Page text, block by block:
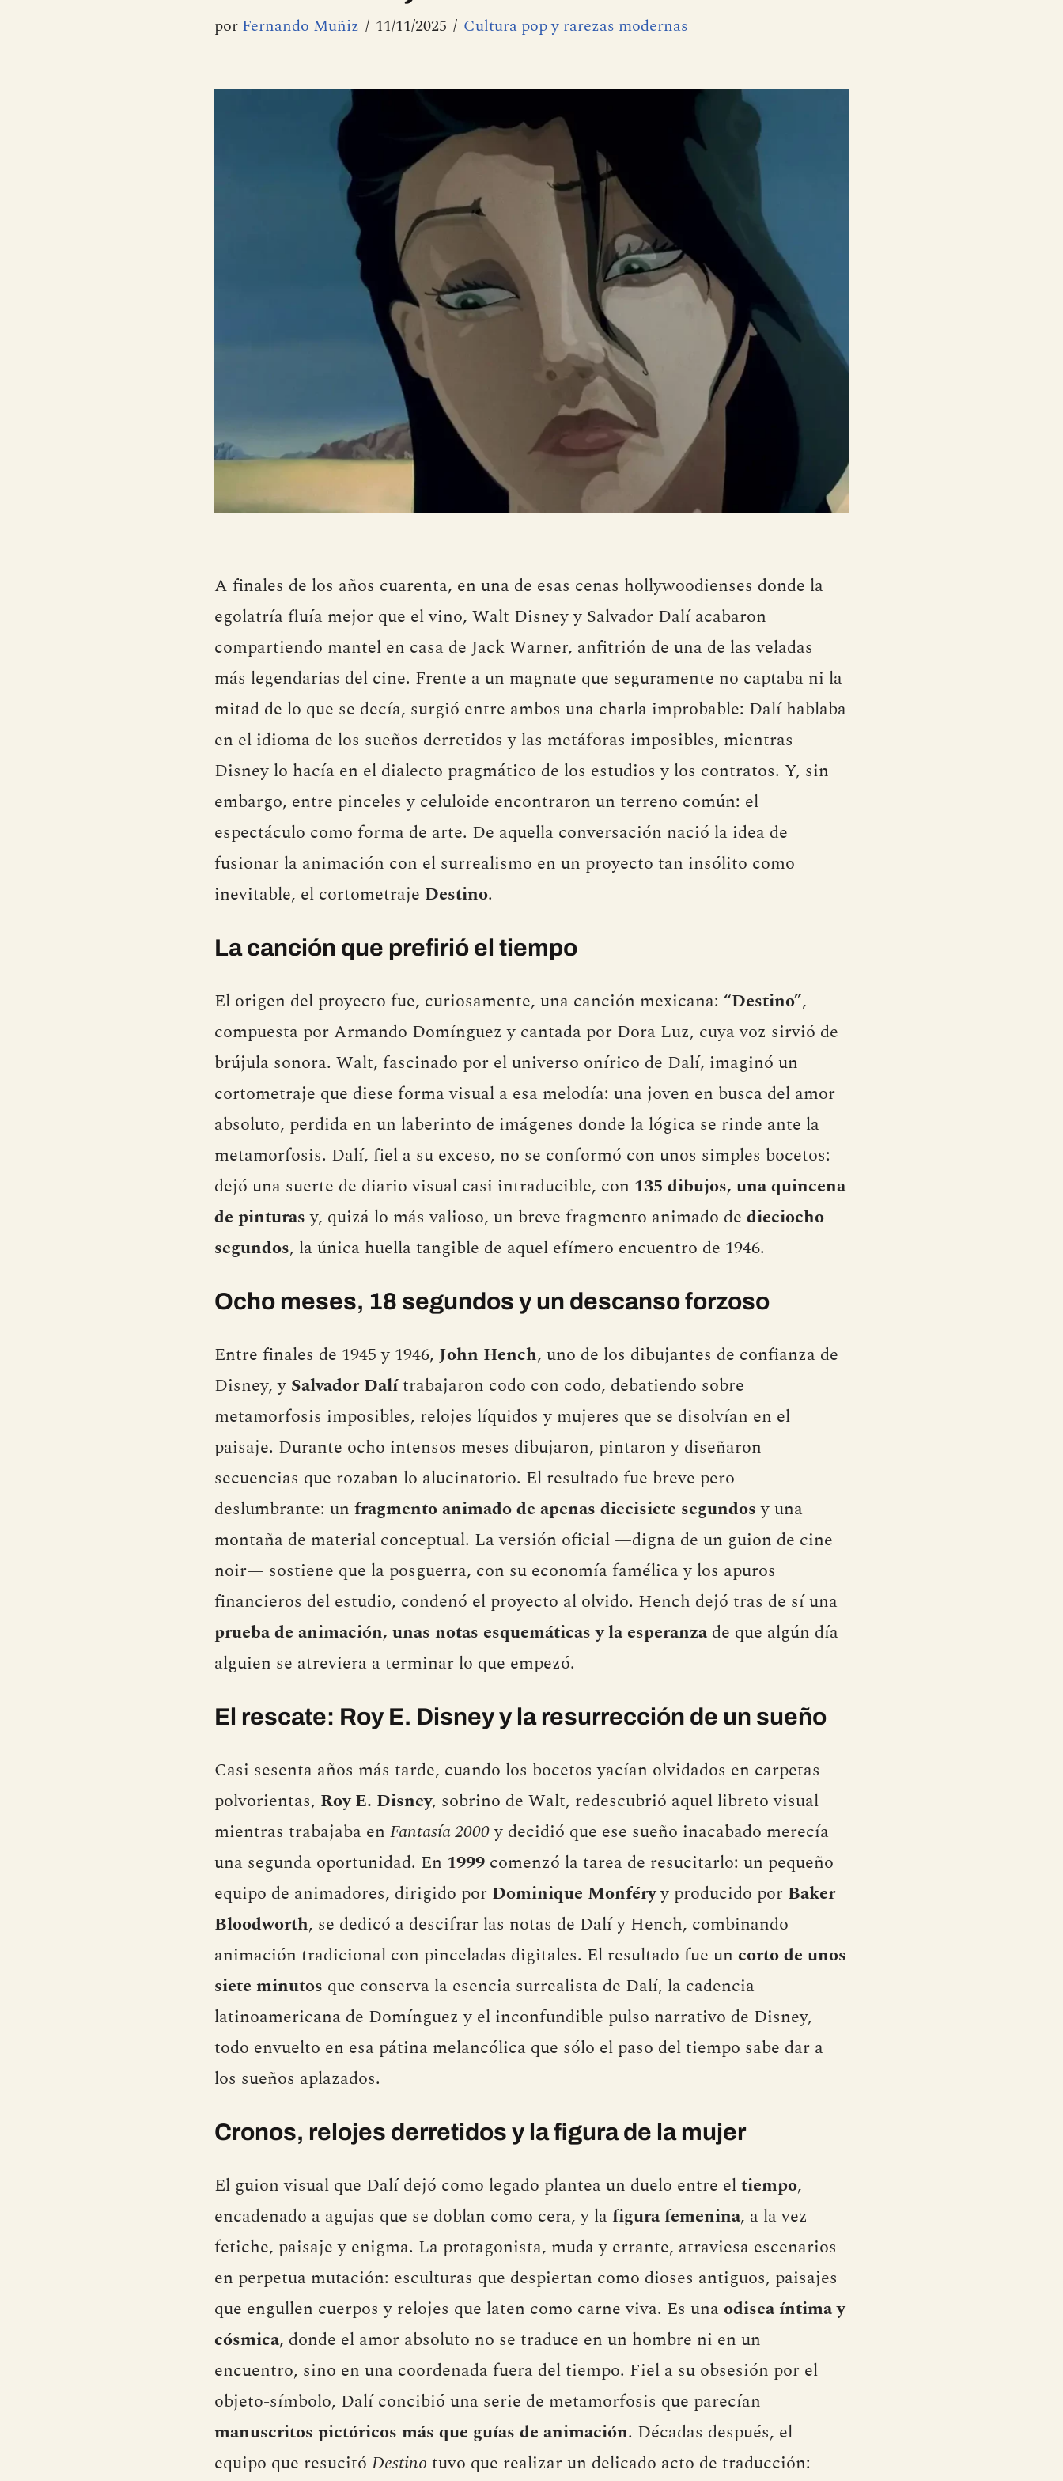
por Fernando Muñiz 11/11/2025 Cultura pop y rarezas modernas
A finales de los años cuarenta, en una de esas cenas hollywoodienses donde la
egolatría fluía mejor que el vino, Walt Disney y Salvador Dalí acabaron
compartiendo mantel en casa de Jack Warner, anfitrión de una de las veladas
más legendarias del cine. Frente a un magnate que seguramente no captaba ni la
mitad de lo que se decía, surgió entre ambos una charla improbable: Dalí hablaba
en el idioma de los sueños derretidos y las metáforas imposibles, mientras
Disney lo hacía en el dialecto pragmático de los estudios y los contratos. Y, sin
embargo, entre pinceles y celuloide encontraron un terreno común: el
espectáculo como forma de arte. De aquella conversación nació la idea de
fusionar la animación con el surrealismo en un proyecto tan insólito como
inevitable, el cortometraje Destino.
La canción que prefirió el tiempo
El origen del proyecto fue, curiosamente, una canción mexicana: “Destino”,
compuesta por Armando Domínguez y cantada por Dora Luz, cuya voz sirvió de
brújula sonora. Walt, fascinado por el universo onírico de Dalí, imaginó un
cortometraje que diese forma visual a esa melodía: una joven en busca del amor
absoluto, perdida en un laberinto de imágenes donde la lógica se rinde ante la
metamorfosis. Dalí, fiel a su exceso, no se conformó con unos simples bocetos:
dejó una suerte de diario visual casi intraducible, con 135 dibujos, una quincena
de pinturasy, quizá lo más valioso, un breve fragmento animado de dieciocho
segundos, la única huella tangible de aquel efímero encuentro de 1946.
Ocho meses, 18 segundos y un descanso forzoso
Entre finales de 1945 y 1946, John Hench, uno de los dibujantes de confianza de
Disney, y Salvador Dalítrabajaron codo con codo, debatiendo sobre
metamorfosis imposibles, relojes líquidos y mujeres que se disolvían en el
paisaje. Durante ocho intensos meses dibujaron, pintaron y diseñaron
secuencias que rozaban lo alucinatorio. El resultado fue breve pero
deslumbrante: un fragmento animado de apenas diecisiete segundosy una
montaña de material conceptual. La versión oficial —digna de un guion de cine
noir— sostiene que la posguerra, con su economía famélica y los apuros
financieros del estudio, condenó el proyecto al olvido. Hench dejó tras de sí una
prueba de animación, unas notas esquemáticas y la esperanza de que algún día
alguien se atreviera a terminar lo que empezó.
El rescate: Roy E. Disney y la resurrección de un sueño
Casi sesenta años más tarde, cuando los bocetos yacían olvidados en carpetas
polvorientas, Roy E. Disney, sobrino de Walt, redescubrió aquel libreto visual
mientras trabajaba en Fantasía 2000y decidió que ese sueño inacabado merecía
una segunda oportunidad. En 1999 comenzó la tarea de resucitarlo: un pequeño
equipo de animadores, dirigido por Dominique Monféryy producido por Baker
Bloodworth, se dedicó a descifrar las notas de Dalí y Hench, combinando
animación tradicional con pinceladas digitales. El resultado fue un corto de unos
siete minutos que conserva la esencia surrealista de Dalí, la cadencia
latinoamericana de Domínguez y el inconfundible pulso narrativo de Disney,
todo envuelto en esa pátina melancólica que sólo el paso del tiempo sabe dar a
los sueños aplazados.
Cronos, relojes derretidos y la figura de la mujer
El guion visual que Dalí dejó como legado plantea un duelo entre eltiempo,
encadenado a agujas que se doblan como cera, y lafigura femenina, a la vez
fetiche, paisaje y enigma. La protagonista, muda y errante, atraviesa escenarios
en perpetua mutación: esculturas que despiertan como dioses antiguos, paisajes
que engullen cuerpos y relojes que laten como carne viva. Es unaodisea íntima y
cósmica, donde el amor absoluto no se traduce en un hombre ni en un
encuentro, sino en una coordenada fuera del tiempo. Fiel a su obsesión por el
objeto-símbolo, Dalí concibió una serie de metamorfosis que parecían
manuscritos pictóricos más que guías de animación. Décadas después, el
equipo que resucitó Destino tuvo que realizar un delicado acto de traducción: